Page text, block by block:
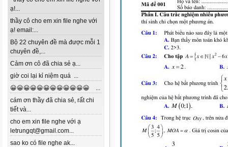
ạ!...
thầy cô cho em xin file nghe với
ạ! email:...
Bộ 22 chuyên đề mà được mỗi 1
chuyên đề,...
Cảm ơn cô đã chia sẻ ạ...
giờ coi lại kỉ niệm quá ...
😀😀😀😀😀😀😀😀😀😀😀😀 ...
cám ơn thầy đã chia sẻ, rất chi
tiết và...
cho em xin file nghe với ạ
letrungqt@gmail.com...
sao ko có file nghe ak...